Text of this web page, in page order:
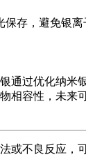
保存，避免银离
通过优化纳米
相容性，未来
或不良反应，